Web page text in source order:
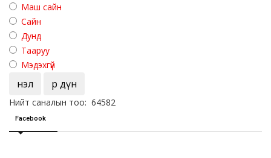
Маш сайн
Сайн
Дунд
Тааруу
Мэдэхгүй
Үнэл Үр дүн
Нийт саналын тоо: 64582
Facebook